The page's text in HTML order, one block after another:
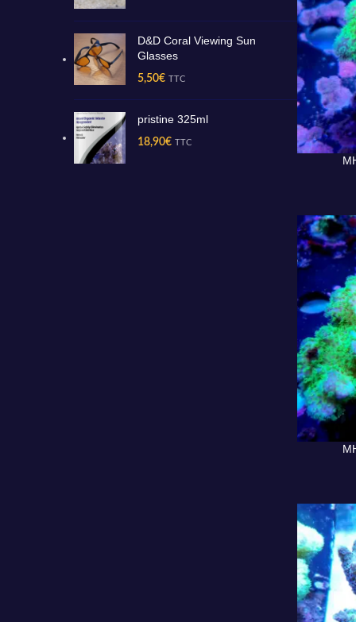
D&D Coral Viewing Sun
Glasses
5,50€ TTC
pristine 325ml
18,90€ TTC
AJOUTER
AJOUTER